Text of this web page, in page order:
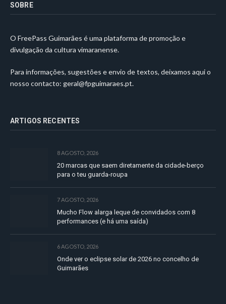
SOBRE
O FreePass Guimarães é uma plataforma de promoção e
divulgação da cultura vimaranense.
Para informações, sugestões e envio de textos, deixamos aqui o
nosso contacto: geral@fpguimaraes.pt.
ARTIGOS RECENTES
8 AGOSTO, 2026
20 marcas que saem diretamente da cidade-berço
para o teu guarda-roupa
7 AGOSTO, 2026
Mucho Flow alarga leque de convidados com 8
performances (e há uma saída)
6 AGOSTO, 2026
Onde ver o eclipse solar de 2026 no concelho de
Guimarães